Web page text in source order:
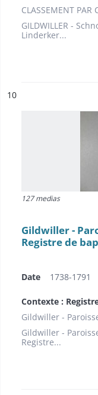
CLASSEMENT PAR
GILDWILLER -
Linderker...
n°
10
127 medias
Gildwiller -
Registre de
Date 1738-1791
Contexte :
Gildwiller -
Gildwiller -
Registre...